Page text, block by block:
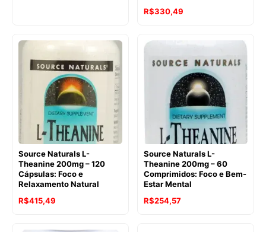
R$286,13.R$184,12.
O
original
R$445,83.
R$330,49
R$330,49.
Source Naturals L-
Theanine 200mg – 120
Cápsulas: Foco e
Relaxamento Natural
O
R$415,49
Source Naturals L-
Theanine 200mg – 60
Comprimidos: Foco e Bem-
Estar Mental
O
R$254,57O